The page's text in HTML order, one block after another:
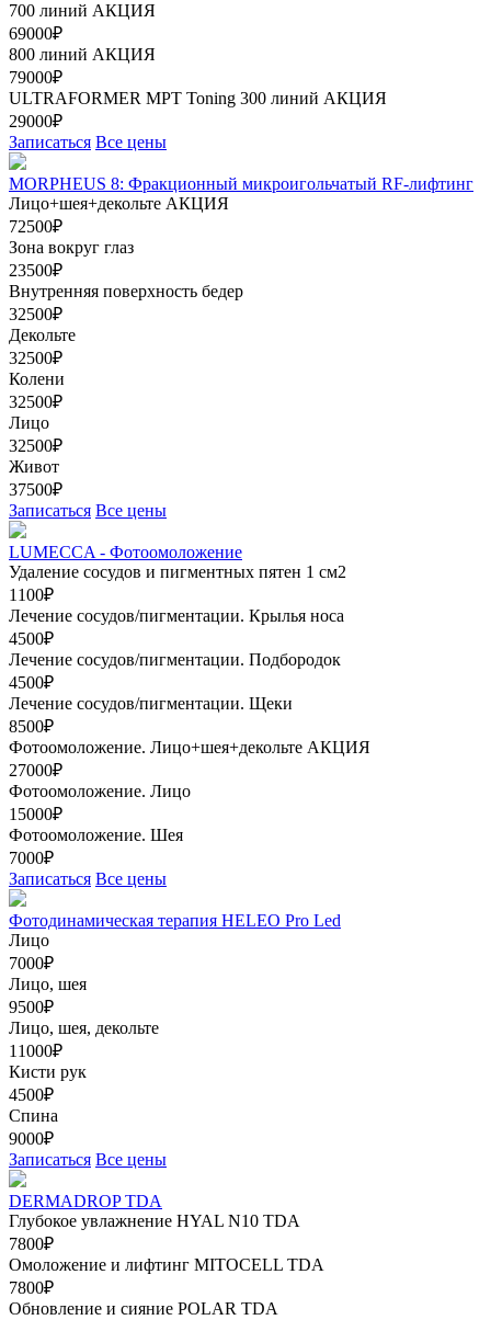
700 линий АКЦИЯ
69000₽
800 линий АКЦИЯ
79000₽
ULTRAFORMER МРТ Toning 300 линий АКЦИЯ
29000₽
Записаться Все цены
MORPHEUS 8: Фракционный микроигольчатый RF-лифтинг
Лицо+шея+декольте АКЦИЯ
72500₽
Зона вокруг глаз
23500₽
Внутренняя поверхность бедер
32500₽
Декольте
32500₽
Колени
32500₽
Лицо
32500₽
Живот
37500₽
Записаться Все цены
LUMECCA - Фотоомоложение
Удаление сосудов и пигментных пятен 1 см2
1100₽
Лечение сосудов/пигментации. Крылья носа
4500₽
Лечение сосудов/пигментации. Подбородок
4500₽
Лечение сосудов/пигментации. Щеки
8500₽
Фотоомоложение. Лицо+шея+декольте АКЦИЯ
27000₽
Фотоомоложение. Лицо
15000₽
Фотоомоложение. Шея
7000₽
Записаться Все цены
Фотодинамическая терапия HELEO Pro Led
Лицо
7000₽
Лицо, шея
9500₽
Лицо, шея, декольте
11000₽
Кисти рук
4500₽
Спина
9000₽
Записаться Все цены
DERMADROP TDA
Глубокое увлажнение HYAL N10 TDA
7800₽
Омоложение и лифтинг MITOCELL TDA
7800₽
Обновление и сияние POLAR TDA